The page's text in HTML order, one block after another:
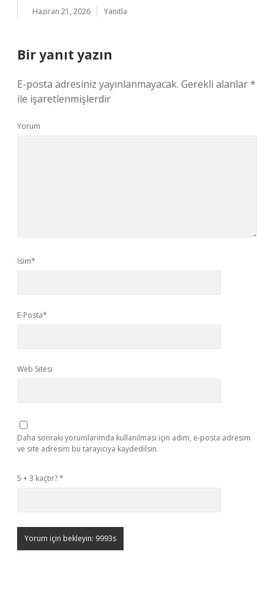
Haziran 21, 2026 Yanıtla
Bir yanıt yazın
E-posta adresiniz yayınlanmayacak. Gerekli alanlar*
ile işaretlenmişlerdir
Yorum
İsim*
E-Posta*
Web Sitesi
Daha sonraki yorumlarımda kullanılması için adım, e-posta adresim
ve site adresim bu tarayıcıya kaydedilsin.
5 + 3 kaçtır?*